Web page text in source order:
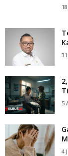
5
4